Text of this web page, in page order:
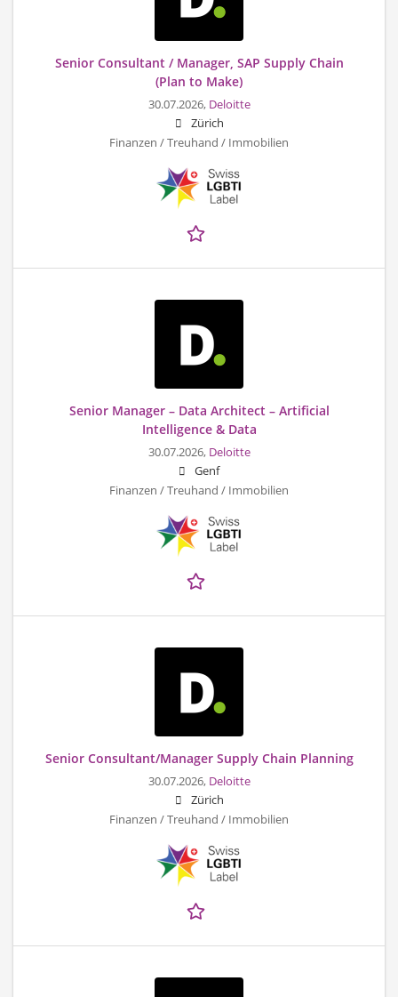
Senior Consultant / Manager, SAP Supply Chain
(Plan to Make)
30.07.2026, Deloitte
Zürich
Finanzen / Treuhand / Immobilien
Senior Manager – Data Architect – Artificial
Intelligence & Data
30.07.2026, Deloitte
Genf
Finanzen / Treuhand / Immobilien
Senior Consultant/Manager Supply Chain Planning
30.07.2026, Deloitte
Zürich
Finanzen / Treuhand / Immobilien